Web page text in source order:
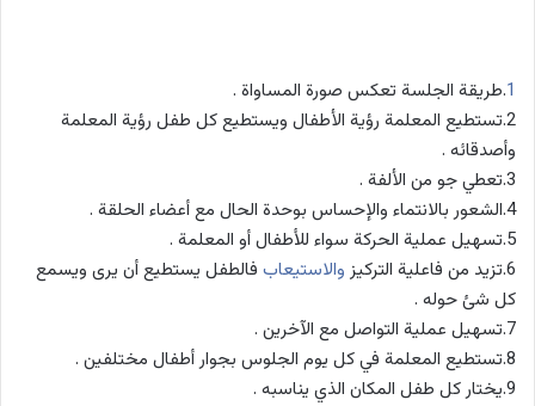
1.طريقة الجلسة تعكس صورة المساواة .
2.تستطيع المعلمة رؤية الأطفال ويستطيع كل طفل رؤية المعلمة
وأصدقائه .
3.تعطي جو من الألفة .
4.الشعور بالانتماء والإحساس بوحدة الحال مع أعضاء الحلقة .
5.تسهيل عملية الحركة سواء للأطفال أو المعلمة .
6.تزيد من فاعلية التركيز
والاستيعاب فالطفل يستطيع أن يرى ويسمع
كل شئ حوله .
7.تسهيل عملية التواصل مع الآخرين .
8.تستطيع المعلمة في كل يوم الجلوس بجوار أطفال مختلفين .
9.يختار كل طفل المكان الذي يناسبه .